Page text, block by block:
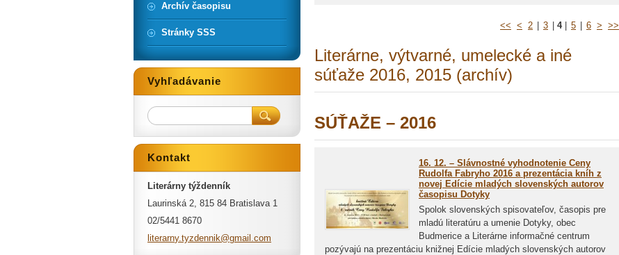
<< < 2 3 4 5 6 > >>
Literárne, výtvarné, umelecké a iné
súťaže 2016, 2015 (archív)
SÚŤAŽE – 2016
16. 12. – Slávnostné vyhodnotenie Ceny
Rudolfa Fabryho 2016 a prezentácia kníh z
novej Edície mladých slovenských autorov
časopisu Dotyky
Spolok slovenských spisovateľov, časopis pre
mladú literatúru a umenie Dotyky, obec
Budmerice a Literárne informačné centrum
pozývajú na prezentáciu knižnej Edície mladých slovenských autorov
Archív časopisu
Stránky SSS
Vyhľadávanie
Kontakt
Literárny týždenník
Laurinská 2, 815 84 Bratislava 1
02/5441 8670
literarny.tyzdennik@gmai l.com